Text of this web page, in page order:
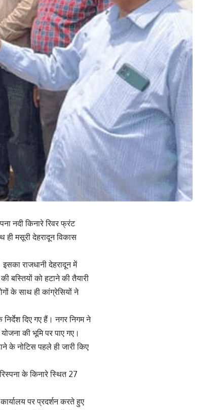
नदी किनारे रिवर फ्रंट
ही मसूरी देहरादून विकास
राजधानी देहरादून में
बस्तियों को हटाने की तैयारी
के साथ ही कांग्रेसियों ने
दिए गए हैं। नगर निगम ने
की भूमि पर पाए गए।
के नोटिस पहले ही जारी किए
के किनारे स्थित 27
पर प्रदर्शन करते हुए